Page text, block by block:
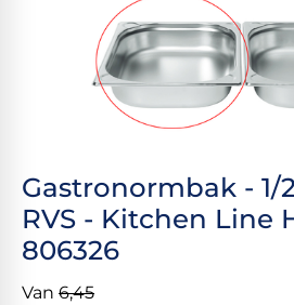
Gastronormbak - 1/
RVS - Kitchen Line
806326
Van 6,45